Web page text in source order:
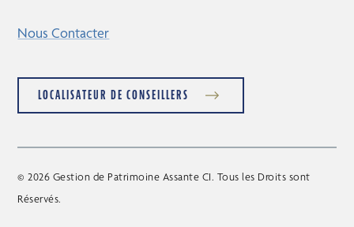
Nous Contacter
LOCALISATEUR DE CONSEILLERS
© 2026 Gestion de Patrimoine Assante CI. Tous les Droits sont
Réservés.